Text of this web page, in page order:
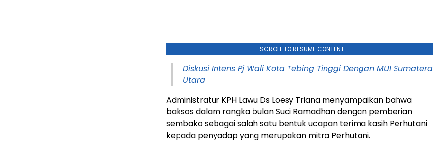
SCROLL TO RESUME CONTENT
Diskusi Intens Pj Wali Kota Tebing Tinggi Dengan MUI Sumatera
Utara
Administratur KPH Lawu Ds Loesy Triana menyampaikan bahwa
baksos dalam rangka bulan Suci Ramadhan dengan pemberian
sembako sebagai salah satu bentuk ucapan terima kasih Perhutani
kepada penyadap yang merupakan mitra Perhutani.